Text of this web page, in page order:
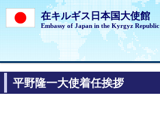
在キルギス日本国大使館
Embassy of Japan in the Kyrgyz Republic
平野隆一大使着任挨拶